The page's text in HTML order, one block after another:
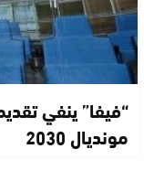
“فيفا” ينفي
مونديال 2030